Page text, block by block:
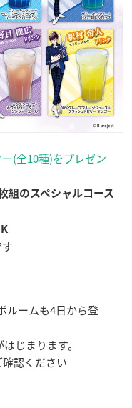
(全10種)をプレゼン
組のスペシャルコース
ルームも4日から登
じまります。
認ください